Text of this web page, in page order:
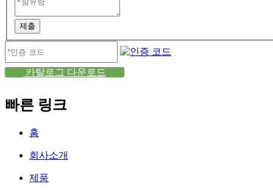
제출
카탈로그 다운로드
빠른 링크
홈
회사소개
제품